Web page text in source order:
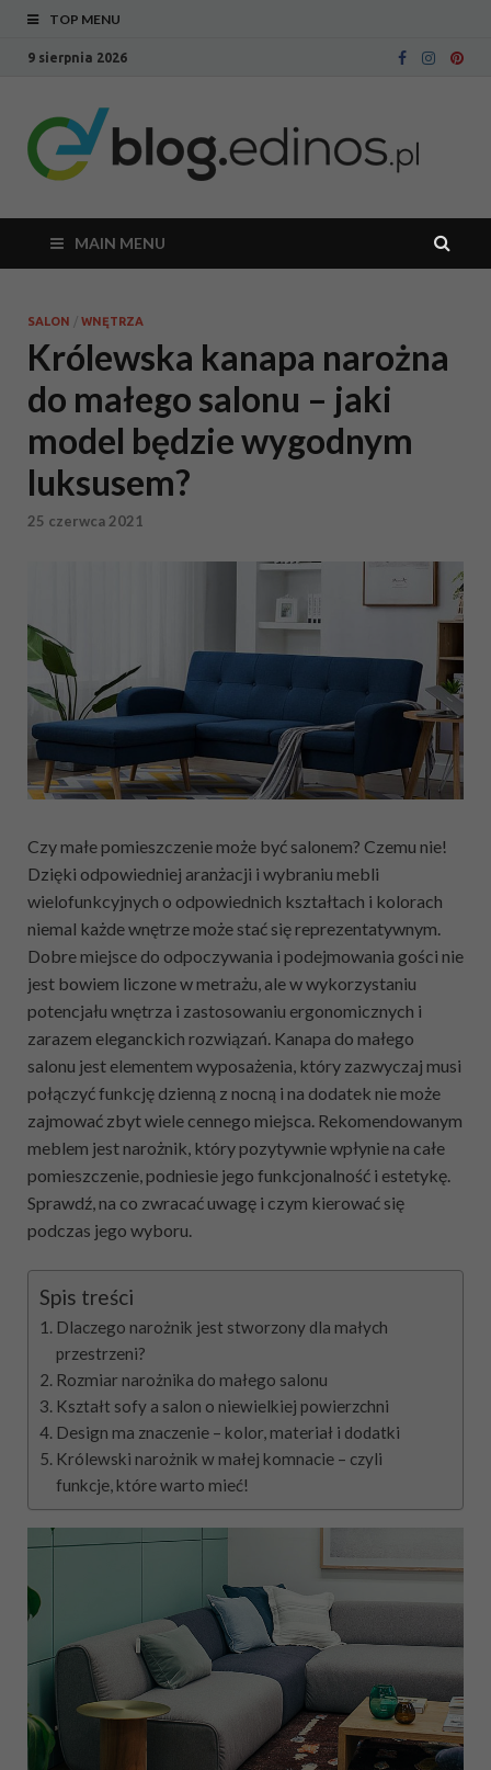
TOP MENU
9 sierpnia 2026
Edinos
MAIN MENU
SALON / WNĘTRZA
Królewska kanapa narożna
do małego salonu – jaki
model będzie wygodnym
luksusem?
25 czerwca 2021
Czy małe pomieszczenie może być salonem? Czemu nie!
Dzięki odpowiedniej aranżacji i wybraniu mebli
wielofunkcyjnych o odpowiednich kształtach i kolorach
niemal każde wnętrze może stać się reprezentatywnym.
Dobre miejsce do odpoczywania i podejmowania gości nie
jest bowiem liczone w metrażu, ale w wykorzystaniu
potencjału wnętrza i zastosowaniu ergonomicznych i
zarazem eleganckich rozwiązań. Kanapa do małego
salonu jest elementem wyposażenia, który zazwyczaj musi
połączyć funkcję dzienną z nocną i na dodatek nie może
zajmować zbyt wiele cennego miejsca. Rekomendowanym
meblem jest narożnik, który pozytywnie wpłynie na całe
pomieszczenie, podniesie jego funkcjonalność i estetykę.
Sprawdź, na co zwracać uwagę i czym kierować się
podczas jego wyboru.
Spis treści
Dlaczego narożnik jest stworzony dla małych
przestrzeni?
Rozmiar narożnika do małego salonu
Kształt sofy a salon o niewielkiej powierzchni
Design ma znaczenie – kolor, materiał i dodatki
Królewski narożnik w małej komnacie – czyli
funkcje, które warto mieć!